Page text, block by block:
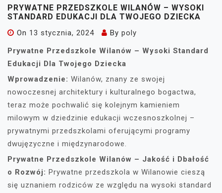
PRYWATNE PRZEDSZKOLE WILANÓW – WYSOKI
STANDARD EDUKACJI DLA TWOJEGO DZIECKA
On 13 stycznia, 2024 By poly
Prywatne Przedszkole Wilanów – Wysoki Standard
Edukacji Dla Twojego Dziecka
Wprowadzenie: Wilanów, znany ze swojej
nowoczesnej architektury i kulturalnego bogactwa,
teraz może pochwalić się kolejnym kamieniem
milowym w dziedzinie edukacji wczesnoszkolnej –
prywatnymi przedszkolami oferującymi programy
dwujęzyczne i międzynarodowe.
Prywatne Przedszkole Wilanów – Jakość i Dbałość
o Rozwój: Prywatne przedszkola w Wilanowie cieszą
się uznaniem rodziców ze względu na wysoki standard